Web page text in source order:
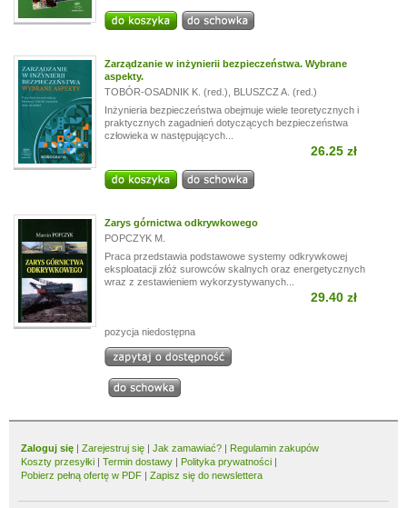
Zarządzanie w inżynierii bezpieczeństwa. Wybrane
aspekty.
TOBÓR-OSADNIK K. (red.)
BLUSZCZ A. (red.)
Inżynieria bezpieczeństwa obejmuje wiele teoretycznych i
praktycznych zagadnień dotyczących bezpieczeństwa
człowieka w następujących...
26.25 zł
Zarys górnictwa odkrywkowego
POPCZYK M.
Praca przedstawia podstawowe systemy odkrywkowej
eksploatacji złóż surowców skalnych oraz energetycznych
wraz z zestawieniem wykorzystywanych...
29.40 zł
pozycja niedostępna
Zaloguj się | Zarejestruj się | Jak zamawiać? | Regulamin zakupów
Koszty przesyłki | Termin dostawy | Polityka prywatności |
Pobierz pełną ofertę w PDF | Zapisz się do newslettera